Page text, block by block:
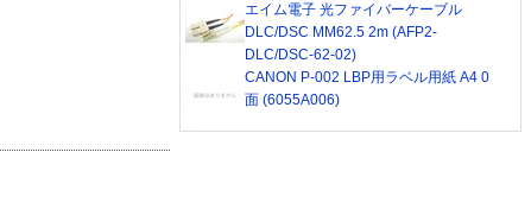
エイム電子 光ファイバーケーブル
DLC/DSC MM62.5 2m (AFP2-
DLC/DSC-62-02)
CANON P-002 LBP用ラベル用紙 A4 0
面 (6055A006)